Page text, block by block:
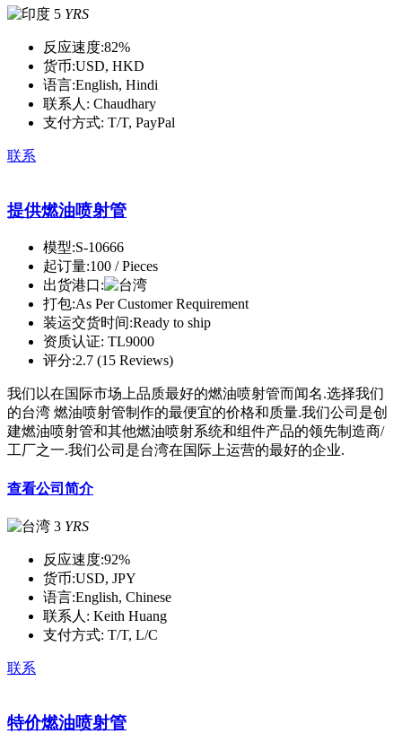
5 YRS
反应速度:82%
货币:USD, HKD
语言:English, Hindi
联系人: Chaudhary
支付方式: T/T, PayPal
联系
提供燃油喷射管
模型:S-10666
起订量:100 / Pieces
出货港口:
打包:As Per Customer Requirement
装运交货时间:Ready to ship
资质认证: TL9000
评分:2.7 (15 Reviews)
我们以在国际市场上品质最好的燃油喷射管而闻名.选择我们
的台湾 燃油喷射管制作的最便宜的价格和质量.我们公司是创
建燃油喷射管和其他燃油喷射系统和组件产品的领先制造商/
工厂之一.我们公司是台湾在国际上运营的最好的企业.
查看公司简介
3 YRS
反应速度:92%
货币:USD, JPY
语言:English, Chinese
联系人: Keith Huang
支付方式: T/T, L/C
联系
特价燃油喷射管